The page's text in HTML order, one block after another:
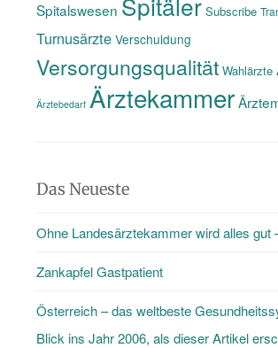
Spitalswesen Subscribe
Turnusärzte Verschuldung
Versorgungsqualität Wahlärzte
Ärztebedarf Ärztekammer
Das Neueste
Ohne Landesärztekammer wird alles gut
Zankapfel Gastpatient
Österreich – das weltbeste
Blick ins Jahr 2006, als dieser Artikel